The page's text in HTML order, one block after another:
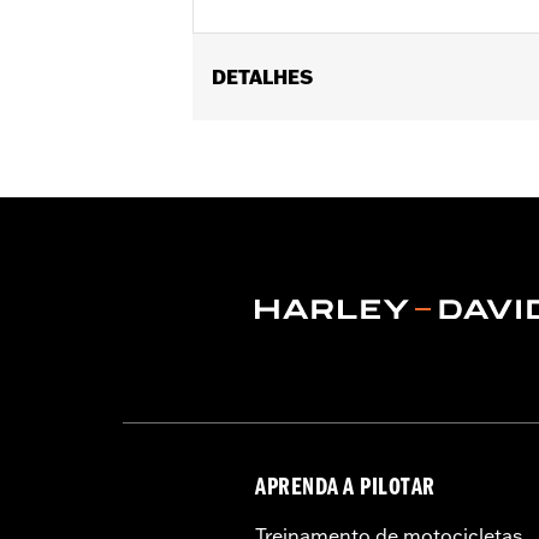
DETALHES
'17-'20 XG750A, and '09-'17 VRSCF
Sold In Units:Pair
Right and left mirrors
handlebar combination.
APRENDA A PILOTAR